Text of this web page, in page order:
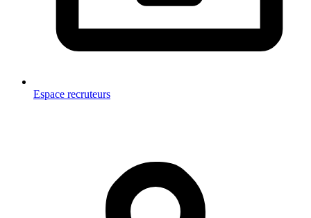
Espace recruteurs